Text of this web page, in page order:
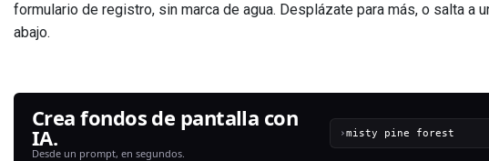
formulario de registro, sin marca de agua. Desplázate para más, o salta a
abajo.
Crea fondos de pantalla con
IA.
Desde un prompt, en segundos.
›